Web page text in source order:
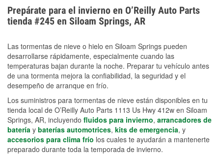
el sobrecalentamiento en condiciones de frío
extremo. Aprende cómo comprobar la protección
anticongelante en nuestra sección How-To.
Prepárate para el invierno en O’Reilly Auto Parts
tienda #245 en Siloam Springs, AR
Las tormentas de nieve o hielo en Siloam Springs pueden
desarrollarse rápidamente, especialmente cuando las
temperaturas bajan durante la noche. Preparar tu vehículo antes
de una tormenta mejora la confiabilidad, la seguridad y el
desempeño de arranque en frío.
Los suministros para tormentas de nieve están disponibles en tu
tienda local de O’Reilly Auto Parts 1113 Us Hwy 412w en Siloam
Springs, AR, incluyendo fluidos para invierno, arrancadores de
batería y baterías automotrices, kits de emergencia, y
accesorios para clima frío los cuales te ayudarán a mantenerte
preparado durante toda la temporada de invierno.